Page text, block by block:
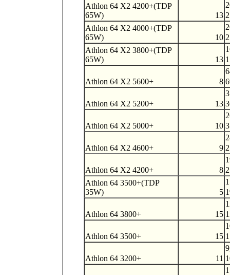
Athlon 64 X2 4200+(TDP
65W)
13
Athlon 64 X2 4000+(TDP
65W)
10
Athlon 64 X2 3800+(TDP
65W)
13
Athlon 64 X2 5600+ 8
Athlon 64 X2 5200+ 13
Athlon 64 X2 5000+ 10
Athlon 64 X2 4600+ 9
Athlon 64 X2 4200+ 8
Athlon 64 3500+(TDP
35W)
5
Athlon 64 3800+ 15
Athlon 64 3500+ 15
Athlon 64 3200+ 11